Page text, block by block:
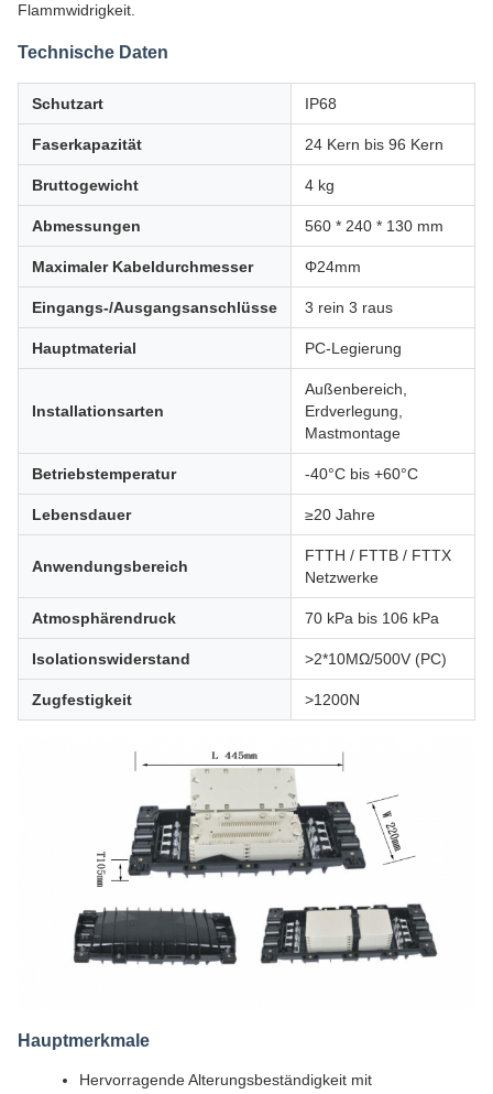
Flammwidrigkeit.
Technische Daten
Schutzart IP68
Faserkapazität 24 Kern bis 96 Kern
Bruttogewicht 4 kg
Abmessungen 560 * 240 * 130 mm
Maximaler Kabeldurchmesser Φ24mm
Eingangs-/Ausgangsanschlüsse 3 rein 3 raus
Hauptmaterial PC-Legierung
Installationsarten
Außenbereich,
Erdverlegung,
Mastmontage
Betriebstemperatur -40°C bis +60°C
Lebensdauer ≥20 Jahre
Anwendungsbereich
FTTH / FTTB / FTTX
Netzwerke
Atmosphärendruck 70 kPa bis 106 kPa
Isolationswiderstand >2*10MΩ/500V (PC)
Zugfestigkeit >1200N
Hauptmerkmale
Hervorragende Alterungsbeständigkeit mit